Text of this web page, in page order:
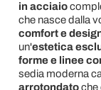
in acciaio
che nasce dalla
comfort e
un'estetica
forme e linee
sedia moderna
arrotondatoche